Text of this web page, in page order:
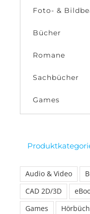
Foto- &
Bücher
Romane
Sachbücher
Games
Audio & Video
CAD 2D/3D
Games